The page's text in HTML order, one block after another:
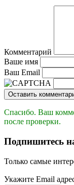
Комментарий
Ваше имя
Ваш Email
Оставить
Спасибо. Ваш
после проверки.
Подпишитесь
Только самые
Укажите Email